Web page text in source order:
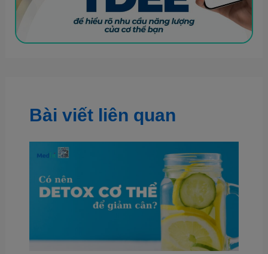
Bài viết liên quan